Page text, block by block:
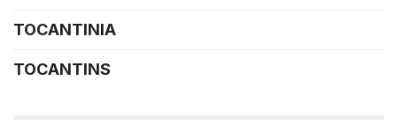
TOCANTINIA
TOCANTINS